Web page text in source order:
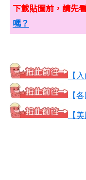
下載貼圖前，請先
嗎？
【
【
【